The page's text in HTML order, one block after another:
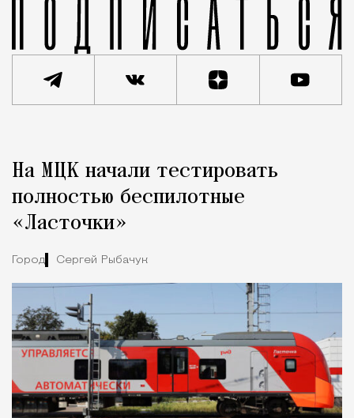
Город
На МЦК начали тестировать
полностью беспилотные
«Ласточки»
Город Сергей Рыбачук